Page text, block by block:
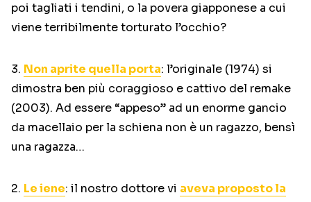
poi tagliati i tendini, o la povera giapponese a cui
viene terribilmente torturato l’occhio?
3. Non aprite quella porta: l’originale (1974) si
dimostra ben più coraggioso e cattivo del remake
(2003). Ad essere “appeso” ad un enorme gancio
da macellaio per la schiena non è un ragazzo, bensì
una ragazza…
2. Le iene: il nostro dottore vi aveva proposto la